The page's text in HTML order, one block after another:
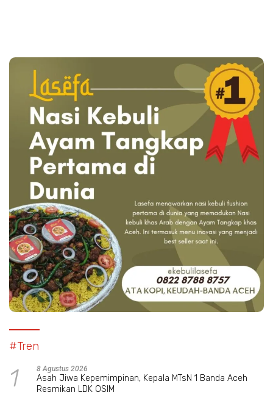
#Tren
1 8 Agustus 2026
Asah Jiwa Kepemimpinan, Kepala MTsN 1 Banda Aceh
Resmikan LDK OSIM